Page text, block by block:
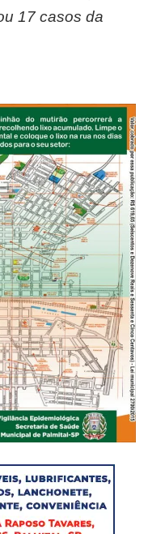
17 casos da